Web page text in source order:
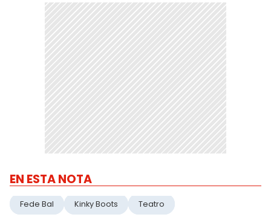
EN ESTA NOTA
Fede Bal Kinky Boots Teatro